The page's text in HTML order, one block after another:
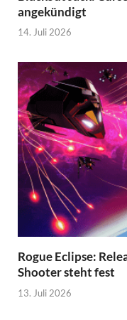
angekündigt
14. Juli 2026
Rogue Eclipse:
Shooter steht fest
13. Juli 2026